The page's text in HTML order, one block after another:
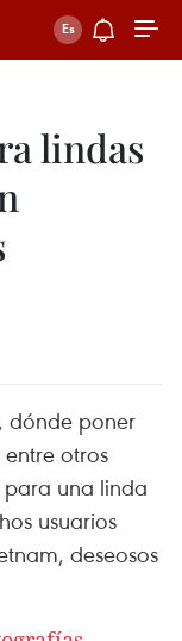
lindas
dónde poner
otros
para una linda
usuarios
deseosos